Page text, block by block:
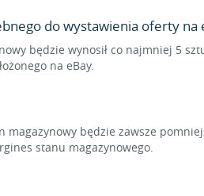
do wystawienia oferty na
będzie wynosił co najmniej 5
na eBay.
będzie zawsze
stanu magazynowego.